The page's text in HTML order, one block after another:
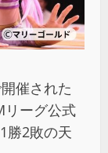
催された
リーグ公式
勝2敗の天